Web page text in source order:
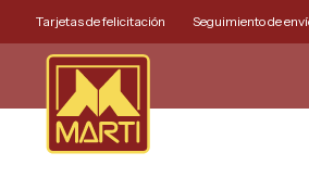
Tarjetas de felicitación Seguimiento de